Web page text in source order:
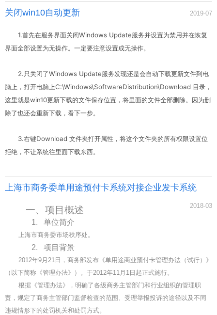
关闭win10自动更新 2019-07
1.首先在服务界面关闭Windows Update服务并设置为禁用并在恢复
界面全部设置为无操作。一定要注意设置成无操作。
2.只关闭了Windows Update服务发现还是会自动下载更新文件到电
脑上，打开电脑上C:\Windows\SoftwareDistribution\Download 目录，
这里就是win10更新下载的文件保存位置，将里面的文件全部删除。因为删
除了也还会重新下载，看下一步。
3.右键Download 文件夹打开属性，将这个文件夹的所有权限设置位
拒绝，不让系统往里面下载东西。
上海市商务委单用途预付卡系统对接企业发卡系统
2018-03
一、 项目概述
1. 单位简介
上海市商务委市场秩序处。
2. 项目背景
2012年9月 21 日，商务部发布《单用途商业预付卡管理办法（试行）》
（以下简称《管理办法》）。于2012年11月 1 日起正式施行。
根据《管理办法》，明确了各级商务主管部门和行业组织的管理职
责，规定了商务主管部门监督检查的范围、受理举报投诉的途径以及不同
违规情形下的处罚机关和处罚方式。